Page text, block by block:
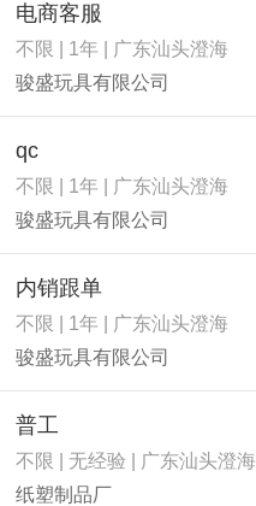
电商客服
不限 | 1年 | 广东汕头澄海
骏盛玩具有限公司
qc
不限 | 1年 | 广东汕头澄海
骏盛玩具有限公司
内销跟单
不限 | 1年 | 广东汕头澄海
骏盛玩具有限公司
普工
不限 | 无经验 | 广东汕头澄海
纸塑制品厂